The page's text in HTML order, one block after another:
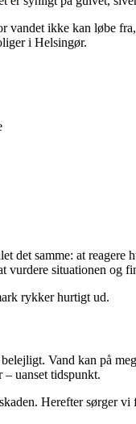
ikke kan løbe
i Helsingør.
det samme: at
situationen og
rykker hurtigt ud.
Vand kan på
uanset tidspunkt.
Herefter sørger